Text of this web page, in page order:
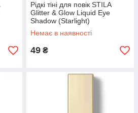
Рідкі тіні для повік STILA
Glitter & Glow Liquid Eye
Shadow (Starlight)
Немає в наявності
49 ₴